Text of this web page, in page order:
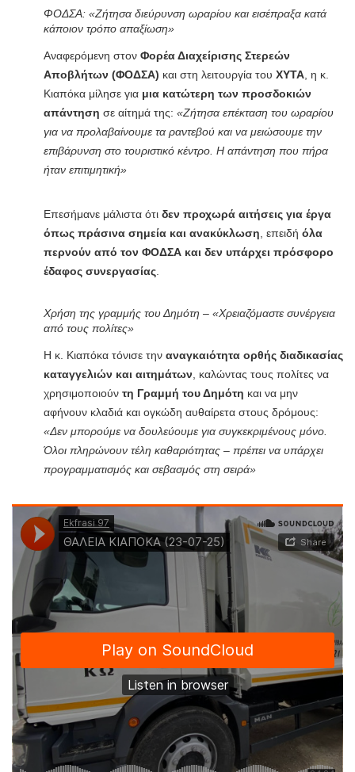
ΦΟΔΣΑ: «Ζήτησα διεύρυνση ωραρίου και εισέπραξα κατά
κάποιον τρόπο απαξίωση»
Αναφερόμενη στον Φορέα Διαχείρισης Στερεών
Αποβλήτων (ΦΟΔΣΑ) και στη λειτουργία του ΧΥΤΑ , η κ.
Κιαπόκα μίλησε για μια κατώτερη των προσδοκιών
απάντηση σε αίτημά της: «Ζήτησα επέκταση του ωραρίου
για να προλαβαίνουμε τα ραντεβού και να μειώσουμε την
επιβάρυνση στο τουριστικό κέντρο. Η απάντηση που πήρα
ήταν επιτιμητική»
Επεσήμανε μάλιστα ότι δεν προχωρά αιτήσεις για έργα
όπως πράσινα σημεία και ανακύκλωση , επειδή όλα
περνούν από τον ΦΟΔΣΑ και δεν υπάρχει πρόσφορο
έδαφος συνεργασίας
Χρήση της γραμμής του Δημότη – «Χρειαζόμαστε συνέργεια
από τους πολίτες»
Η κ. Κιαπόκα τόνισε την αναγκαιότητα ορθής διαδικασίας
καταγγελιών και αιτημάτων , καλώντας τους πολίτες να
χρησιμοποιούν τη Γραμμή του Δημότη και να μην
αφήνουν κλαδιά και ογκώδη αυθαίρετα στους δρόμους:
«Δεν μπορούμε να δουλεύουμε για συγκεκριμένους μόνο.
Όλοι πληρώνουν τέλη καθαριότητας – πρέπει να υπάρχει
προγραμματισμός και σεβασμός στη σειρά»